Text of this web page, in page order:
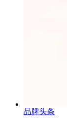
品牌头条